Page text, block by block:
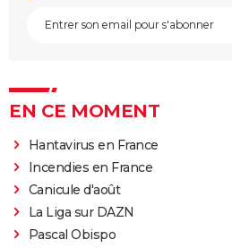
EN CE MOMENT
Hantavirus en France
Incendies en France
Canicule d'août
La Liga sur DAZN
Pascal Obispo